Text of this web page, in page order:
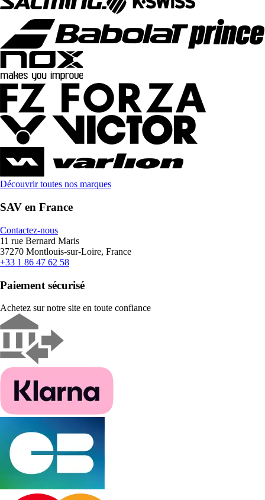
Découvrir toutes nos marques
SAV en France
Contactez-nous
11 rue Bernard Maris
37270 Montlouis-sur-Loire, France
+33 1 86 47 62 58
Paiement sécurisé
Achetez sur notre site en toute confiance